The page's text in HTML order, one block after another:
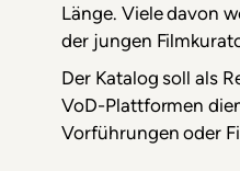
Länge. Viele davon
der jungen
Der Katalog soll als
VoD-Plattformen
Vorführungen oder